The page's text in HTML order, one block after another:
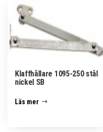
Klaffhållare 1095-250 stål
nickel SB
Läs mer